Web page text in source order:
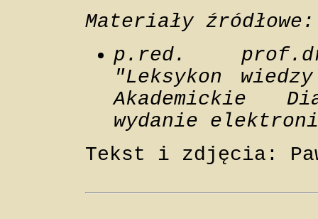
Materiały źródłowe:
p.red.
"Leksykon
Akademickie
wydanie
Tekst i zdjęcia: